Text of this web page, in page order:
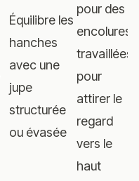
Équilibre les
hanches
avec une
jupe
structurée
ou évasée
pour des
encolures
travaillées
pour
attirer le
regard
vers le
haut